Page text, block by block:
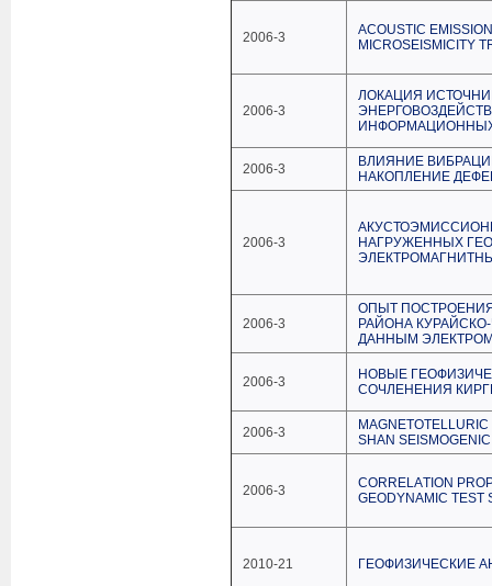
2006-3
АCOUSTIC
MICROSEISMICITY
2006-3
ЛОКАЦИЯ
2006-3
ВЛИЯНИЕ
НАКОПЛЕНИЕ
2006-3
НАГРУЖЕННЫХ
2006-3
ОПЫТ
РАЙОНА
ДАННЫМ
2006-3
НОВЫЕ
СОЧЛЕНЕНИЯ
2006-3
SHАN
2006-3
CORRELАTION
GEODYNАMIC TEST
2010-21 ГЕОФИЗИЧЕСКИЕ